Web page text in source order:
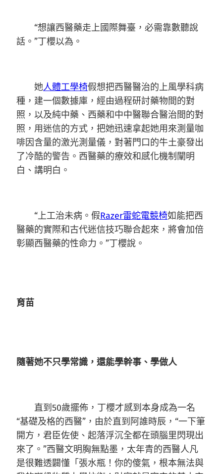
“想讓西醫藥走上國際舞臺，必需靠數聽說
話。”丁櫻以為。
她人體工學椅假想把西醫醫治的上風學科病
種，建一個數據庫，經由過程研討藥物間的對
照，以及純中藥、西藥和中中醫聯合醫治間的對
照，用迷信的方式，把她迅速拿起她用來測量咖
啡因含量的激光測量儀，對著門口的牛土豪發出
了冷酷的警告。西醫藥的療效和感化機制闡明
白、講明白。
“上工治未病。假Razer雷蛇電競椅如能把西
醫藥的實際和古代迷信技巧聯合起來，將會加倍
彰顯西醫藥的性命力。”丁櫻說。
育苗
隨著她不只學常識，還能學幹事、學做人
直到50歲擺佈，丁櫻才感到本身成為一名
“基礎及格的西醫”，由於直到阿誰時辰，“一下筆
開方，君臣佐使、起落浮沉全都在頭腦里閃現出
來了。”西醫文明胸無點墨，太年青的西醫人凡
是很難透闢懂「張水瓶！你的傻氣，根本無法與